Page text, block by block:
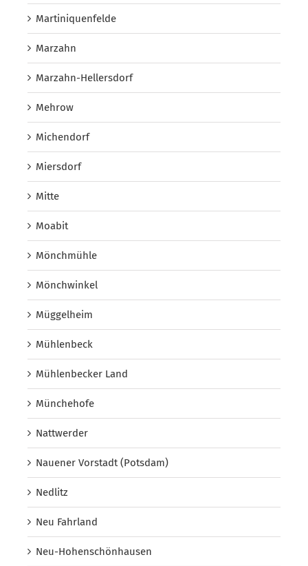
Martiniquenfelde
Marzahn
Marzahn-Hellersdorf
Mehrow
Michendorf
Miersdorf
Mitte
Moabit
Mönchmühle
Mönchwinkel
Müggelheim
Mühlenbeck
Mühlenbecker Land
Münchehofe
Nattwerder
Nauener Vorstadt (Potsdam)
Nedlitz
Neu Fahrland
Neu-Hohenschönhausen